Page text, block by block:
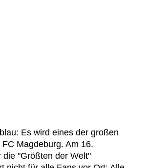
Es wird eines der großen
Magdeburg. Am 16.
die "Größten der Welt"